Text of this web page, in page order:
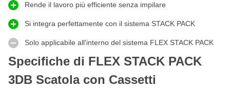
chiara visione d'insieme. Ogni cassetto offre spazio per piccoli
STACK PACK mantiene la cassettiera stabile durante il trasporto
e l'uso. Per i professionisti che vogliono lavorare in modo
efficiente e mantenere i loro materiali organizzati, questa
cassettiera è un'aggiunta preziosa al sistema modulare.
Come utilizzare al meglio la FLEX STACK PACK
Rende il lavoro più efficiente senza impilare
Si integra perfettamente con il sistema STACK PACK
Solo applicabile all'interno del sistema FLEX STACK PACK
Specifiche di FLEX STACK PACK
3DB Scatola con Cassetti